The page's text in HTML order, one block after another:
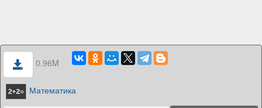
0.96M
Математика